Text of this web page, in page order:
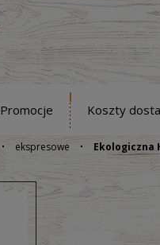
Promocje Koszty
ekspresowe Ekologiczna